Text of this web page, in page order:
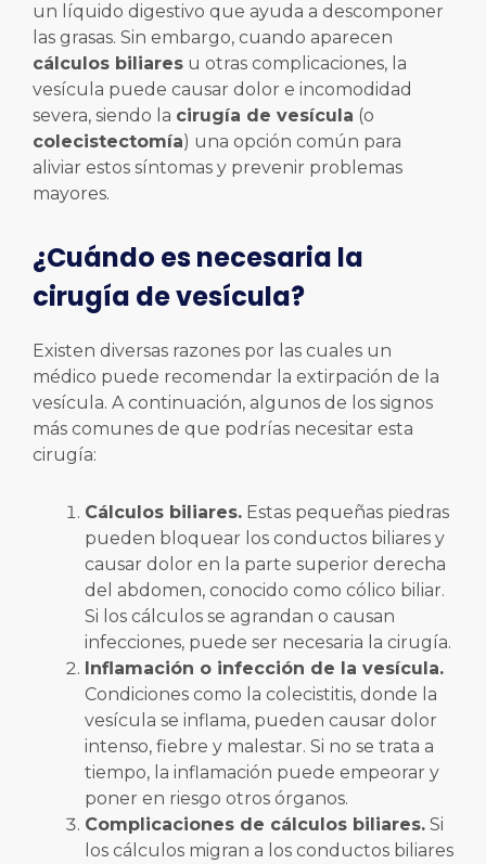
un líquido digestivo que ayuda a descomponer
las grasas. Sin embargo, cuando aparecen
cálculos biliares u otras complicaciones, la
vesícula puede causar dolor e incomodidad
severa, siendo la cirugía de vesícula (o
colecistectomía) una opción común para
aliviar estos síntomas y prevenir problemas
mayores.
¿Cuándo es necesaria la
cirugía de vesícula?
Existen diversas razones por las cuales un
médico puede recomendar la extirpación de la
vesícula. A continuación, algunos de los signos
más comunes de que podrías necesitar esta
cirugía:
Cálculos biliares. Estas pequeñas piedras
pueden bloquear los conductos biliares y
causar dolor en la parte superior derecha
del abdomen, conocido como cólico biliar.
Si los cálculos se agrandan o causan
infecciones, puede ser necesaria la cirugía.
Inflamación o infección de la vesícula.
Condiciones como la colecistitis, donde la
vesícula se inflama, pueden causar dolor
intenso, fiebre y malestar. Si no se trata a
tiempo, la inflamación puede empeorar y
poner en riesgo otros órganos.
Complicaciones de cálculos biliares. Si
los cálculos migran a los conductos biliares